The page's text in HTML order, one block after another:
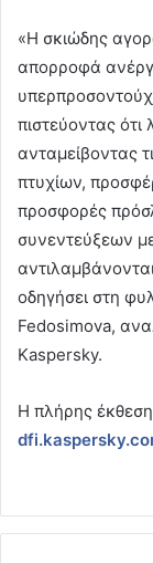
«Η σκιώδης
απορροφά
πιστεύοντας ότι
ανταμείβοντας
πτυχίων,
προσφορές
συνεντεύξεων
οδηγήσει στη
Fedosimova,
Kaspersky.
Η πλήρης έκθεση